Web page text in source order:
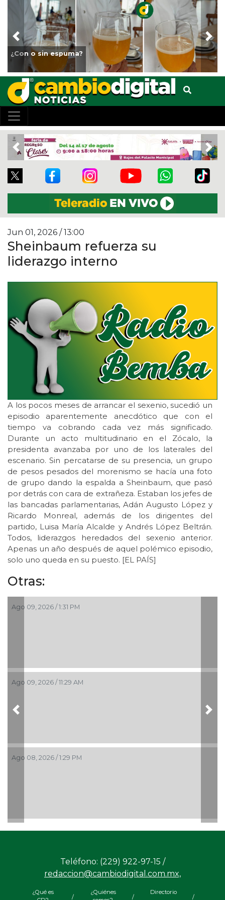
¿Con o sin espuma?
Previous
Previous
Jun 01, 2026 / 13:00
Sheinbaum refuerza su
liderazgo interno
A los pocos meses de arrancar el sexenio, sucedió un
episodio aparentemente anecdótico que con el
tiempo va cobrando cada vez más significado.
Durante un acto multitudinario en el Zócalo, la
presidenta avanzaba por uno de los laterales del
escenario. Sin percatarse de su presencia, un grupo
de pesos pesados del morenismo se hacía una foto
de grupo dando la espalda a Sheinbaum, que pasó
por detrás con cara de extrañeza. Estaban los jefes de
las bancadas parlamentarias, Adán Augusto López y
Ricardo Monreal, además de los dirigentes del
partido, Luisa María Alcalde y Andrés López Beltrán.
Todos, liderazgos heredados del sexenio anterior.
Apenas un año después de aquel polémico episodio,
solo uno queda en su puesto. [EL PAÍS]
Otras:
Ago 09, 2026 / 1:31 PM
Ago 09, 2026 / 11:29 AM
Ago 08, 2026 / 1:29 PM
Previous
Teléfono: (229) 922-97-15 /
redaccion@cambiodigital.com.mx,
¿Qué es
/
¿Quiénes
/
Directorio
/